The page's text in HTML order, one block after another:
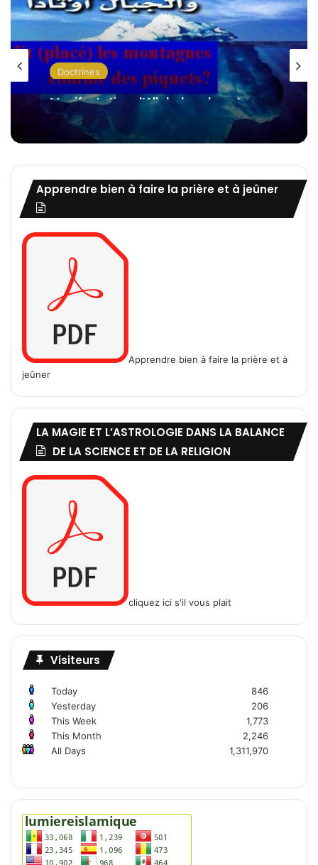
Doctrines
Manifestation d’Allah dans la nature
Apprendre bien à faire la prière et à jeûner
Apprendre bien à faire la prière et à
jeûner
LA MAGIE ET L’ASTROLOGIE DANS LA BALANCE
DE LA SCIENCE ET DE LA RELIGION
cliquez ici s'il vous plait
Visiteurs
Today
846
Yesterday
206
This Week
1,773
This Month
2,246
All Days
1,311,970